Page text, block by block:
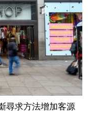
尋求方法增加客源